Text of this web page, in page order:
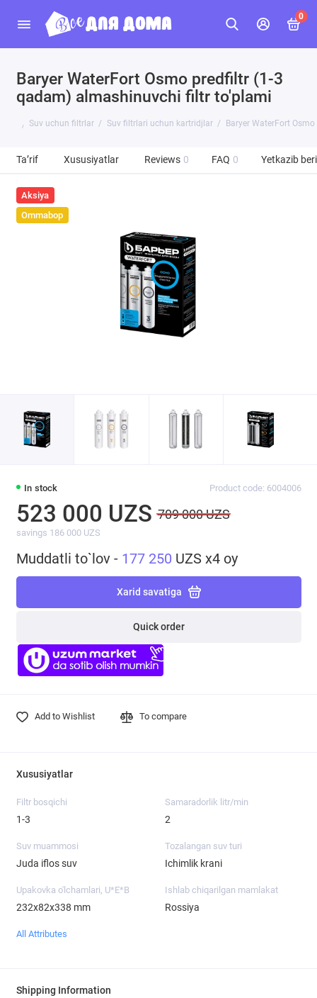
0
Baryer WaterFort Osmo predfiltr (1-3
qadam) almashinuvchi filtr to'plami
Suv uchun filtrlar Suv filtrlari uchun kartridjlar Baryer WaterFort
Ta’rif Xususiyatlar Reviews 0 FAQ 0 Yetkazib
Aksiya
Ommabop
In stock Product code: 6004006
523 000 UZS 709 000 UZS
savings 186 000 UZS
Muddatli to`lov - 177 250 UZS x4 oy
Xarid savatiga
Quick order
Add to Wishlist To compare
Xususiyatlar
Filtr bosqichi
1-3
Samaradorlik litr/min
2
Suv muammosi
Juda iflos suv
Tozalangan suv turi
Ichimlik krani
Upakovka o'lchamlari, U*E*B
232x82x338 mm
Ishlab chiqarilgan mamlakat
Rossiya
All Attributes
Shipping Information